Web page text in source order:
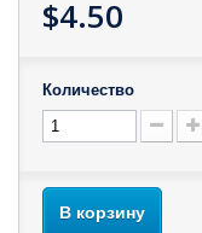
$4.50
Количество
В корзину